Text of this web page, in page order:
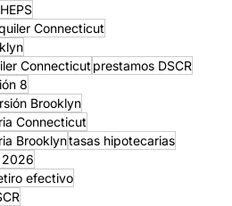
Connecticut
Connecticut prestamos DSCR
8
Brooklyn
Connecticut
Brooklyntasas hipotecarias
2026
efectivo